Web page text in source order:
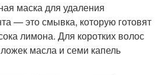
Черная маска
маска для удаления
— это смывка, которую готовят
лимона. Для коротких волос
масла и семи капель